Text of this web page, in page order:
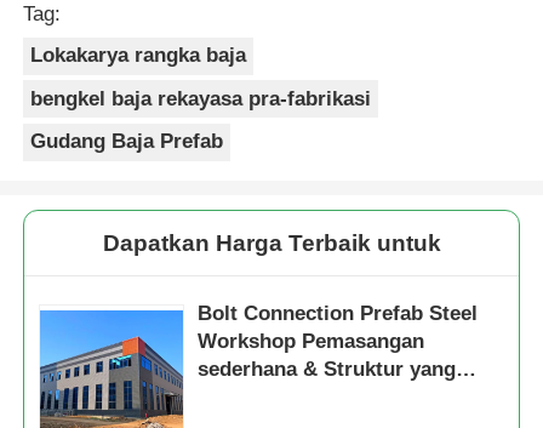
Tag:
Lokakarya rangka baja
bengkel baja rekayasa pra-fabrikasi
Gudang Baja Prefab
Dapatkan Harga Terbaik untuk
Bolt Connection Prefab Steel
Workshop Pemasangan
sederhana & Struktur yang